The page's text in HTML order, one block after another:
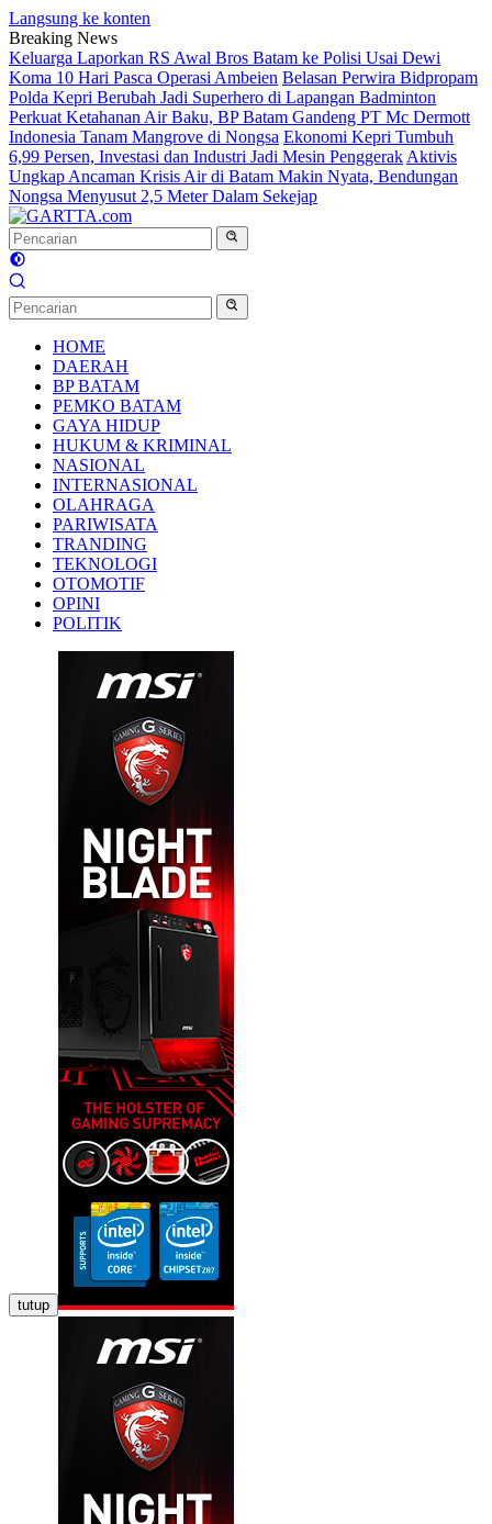
Langsung ke konten
Breaking News
Keluarga Laporkan RS Awal Bros Batam ke Polisi Usai Dewi
Koma 10 Hari Pasca Operasi Ambeien Belasan Perwira Bidpropam
Polda Kepri Berubah Jadi Superhero di Lapangan Badminton
Perkuat Ketahanan Air Baku, BP Batam Gandeng PT Mc Dermott
Indonesia Tanam Mangrove di Nongsa Ekonomi Kepri Tumbuh
6,99 Persen, Investasi dan Industri Jadi Mesin Penggerak Aktivis
Ungkap Ancaman Krisis Air di Batam Makin Nyata, Bendungan
Nongsa Menyusut 2,5 Meter Dalam Sekejap
HOME
DAERAH
BP BATAM
PEMKO BATAM
GAYA HIDUP
HUKUM & KRIMINAL
NASIONAL
INTERNASIONAL
OLAHRAGA
PARIWISATA
TRANDING
TEKNOLOGI
OTOMOTIF
OPINI
POLITIK
tutup